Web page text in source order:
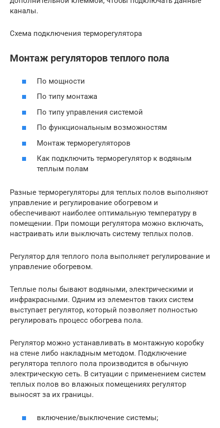
каналы.
Схема подключения терморегулятора
Монтаж регуляторов теплого пола
По мощности
По типу монтажа
По типу управления системой
По функциональным возможностям
Монтаж терморегуляторов
Как подключить терморегулятор к водяным
теплым полам
Разные терморегуляторы для теплых полов выполняют
управление и регулирование обогревом и
обеспечивают наиболее оптимальную температуру в
помещении. При помощи регулятора можно включать,
настраивать или выключать систему теплых полов.
Регулятор для теплого пола выполняет регулирование и
управление обогревом.
Теплые полы бывают водяными, электрическими и
инфракрасными. Одним из элементов таких систем
выступает регулятор, который позволяет полностью
регулировать процесс обогрева пола.
Регулятор можно устанавливать в монтажную коробку
на стене либо накладным методом. Подключение
регулятора теплого пола производится в обычную
электрическую сеть. В ситуации с применением систем
теплых полов во влажных помещениях регулятор
выносят за их границы.
включение/выключение системы;